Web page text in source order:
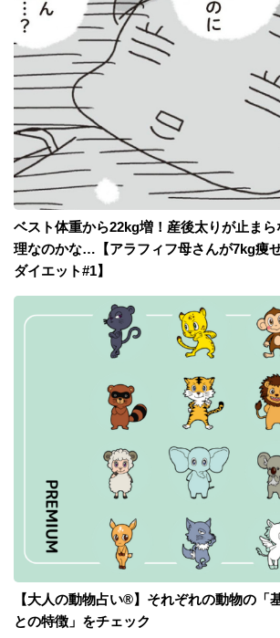
ベスト体重から22kg増！産後太りが止ま
理なのかな…【アラフィフ母さんが7kg痩
ダイエット#1】
【大人の動物占い®】それぞれの動物の「
との特徴」をチェック